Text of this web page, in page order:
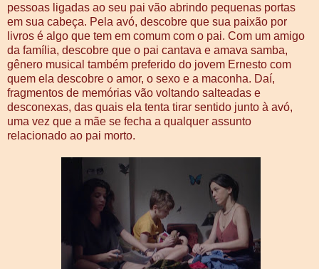
pessoas ligadas ao seu pai vão abrindo pequenas portas
em sua cabeça. Pela avó, descobre que sua paixão por
livros é algo que tem em comum com o pai. Com um amigo
da família, descobre que o pai cantava e amava samba,
gênero musical também preferido do jovem Ernesto com
quem ela descobre o amor, o sexo e a maconha. Daí,
fragmentos de memórias vão voltando salteadas e
desconexas, das quais ela tenta tirar sentido junto à avó,
uma vez que a mãe se fecha a qualquer assunto
relacionado ao pai morto.